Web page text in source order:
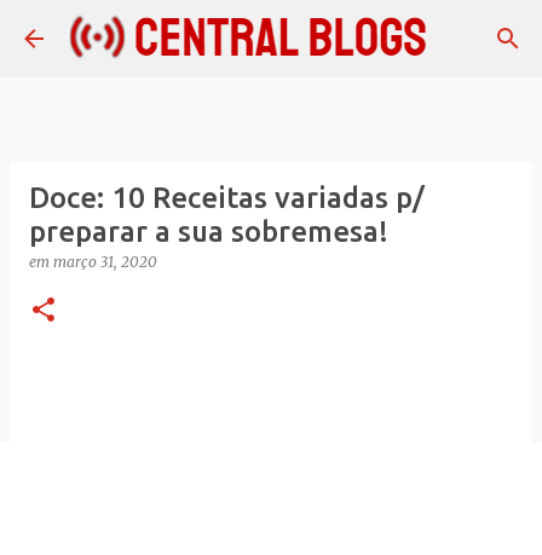
Pular para o conteúdo principal
Doce: 10 Receitas variadas p/
preparar a sua sobremesa!
em março 31, 2020